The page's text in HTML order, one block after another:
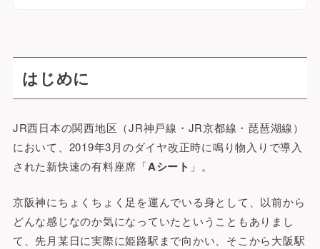
はじめに
JR西日本の関西地区（JR神戸線・JR京都線・琵琶湖線）
において、2019年3月のダイヤ改正時に鳴り物入りで導入
された新快速の有料座席「Aシート 」。
京阪神にちょくちょく足を運んでいる身として、以前から
どんな感じなのか気になっていたということもありまし
て、先月某日に実際に姫路駅まで向かい、そこから大阪駅